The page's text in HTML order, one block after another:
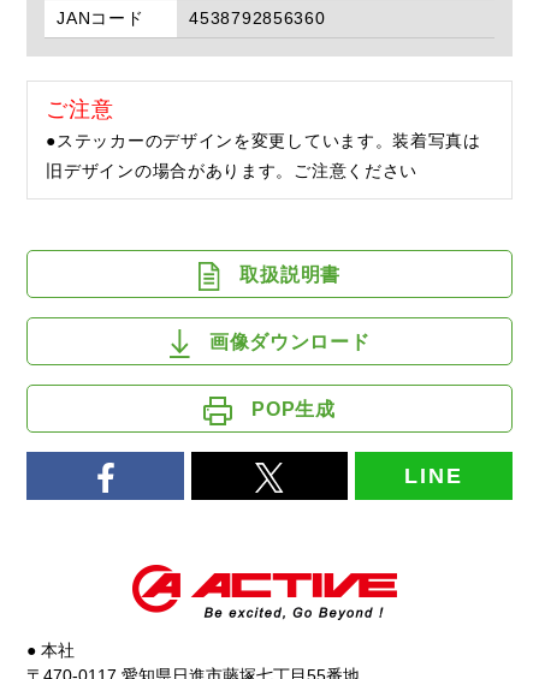
JANコード
4538792856360
ご注意
●ステッカーのデザインを変更しています。装着写真は
旧デザインの場合があります。ご注意ください
取扱説明書
画像ダウンロード
POP生成
LINE
● 本社